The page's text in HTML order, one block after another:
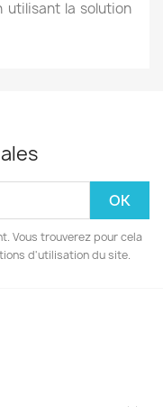
utilisant la solution
Vous trouverez pour cela
d'utilisation du site.